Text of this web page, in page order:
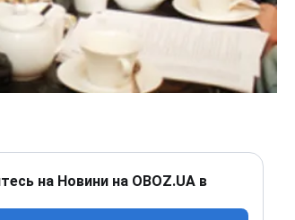
на Новини на OBOZ.UA в